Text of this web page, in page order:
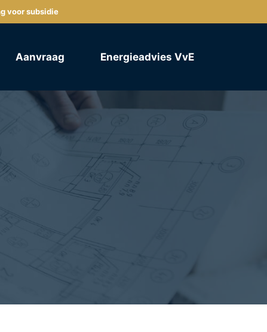
voor subsidie
Aanvraag Energieadvies VvE